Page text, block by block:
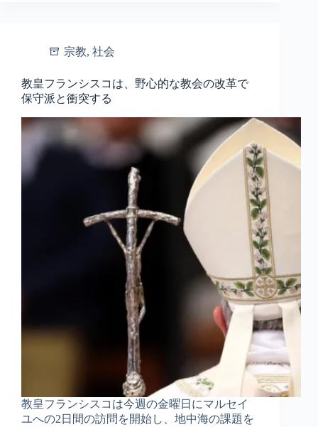
宗教, 社会
教皇フランシスコは、野心的な教会の改革で
保守派と衝突する
教皇フランシスコは今週の金曜日にマルセイ
ユへの2日間の訪問を開始し、地中海の課題を